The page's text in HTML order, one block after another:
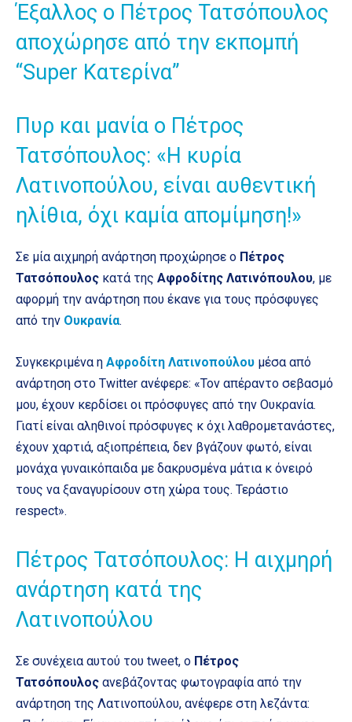
Έξαλλος ο Πέτρος Τατσόπουλος
αποχώρησε από την εκπομπή
“Super Κατερίνα”
Πυρ και μανία ο Πέτρος
Τατσόπουλος: «Η κυρία
Λατινοπούλου, είναι αυθεντική
ηλίθια, όχι καμία απομίμηση!»
Σε μία αιχμηρή ανάρτηση προχώρησε ο Πέτρος
Τατσόπουλος κατά της Αφροδίτης Λατινόπουλου, με
αφορμή την ανάρτηση που έκανε για τους πρόσφυγες
από την Ουκρανία.
Συγκεκριμένα η Αφροδίτη Λατινοπούλου μέσα από
ανάρτηση στο Twitter ανέφερε: «Τον απέραντο σεβασμό
μου, έχουν κερδίσει οι πρόσφυγες από την Ουκρανία.
Γιατί είναι αληθινοί πρόσφυγες κ όχι λαθρομετανάστες,
έχουν χαρτιά, αξιοπρέπεια, δεν βγάζουν φωτό, είναι
μονάχα γυναικόπαιδα με δακρυσμένα μάτια κ όνειρό
τους να ξαναγυρίσουν στη χώρα τους. Τεράστιο
respect».
Πέτρος Τατσόπουλος: Η αιχμηρή
ανάρτηση κατά της
Λατινοπούλου
Σε συνέχεια αυτού του tweet, ο Πέτρος
Τατσόπουλος ανεβάζοντας φωτογραφία από την
ανάρτηση της Λατινοπούλου, ανέφερε στη λεζάντα: